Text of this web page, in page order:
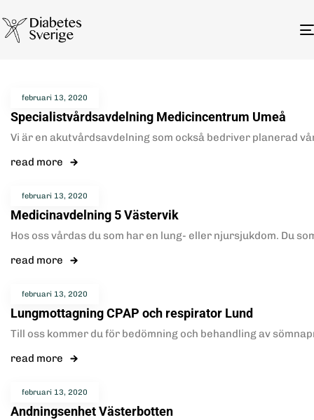
februari 13, 2020
Specialistvårdsavdelning Medicincentrum Umeå
Vi är en akutvårdsavdelning som också bedriver planerad
read more
februari 13, 2020
Medicinavdelning 5 Västervik
Hos oss vårdas du som har en lung- eller njursjukdom. Du
read more
februari 13, 2020
Lungmottagning CPAP och respirator Lund
Till oss kommer du för bedömning och behandling av
read more
februari 13, 2020
Andningsenhet Västerbotten